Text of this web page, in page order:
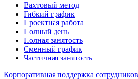
Вахтовый метод
Гибкий график
Проектная работа
Полный день
Полная занятость
Сменный график
Частичная занятость
Корпоративная поддержка сотрудников